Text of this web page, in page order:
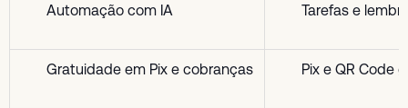
Automação com IA Tarefas e
Gratuidade em Pix e cobranças Pix e QR Code